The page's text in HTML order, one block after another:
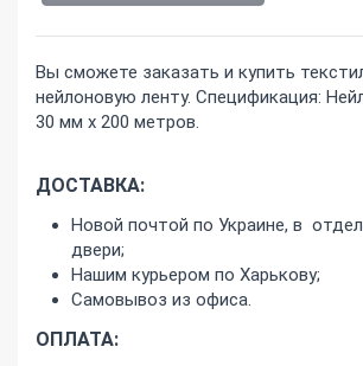
Вы сможете заказать и купить
нейлоновую ленту. Спецификация:
30 мм х 200 метров.
ДОСТАВКА:
Новой почтой по Украине, в
двери;
Нашим курьером по Харькову;
Самовывоз из офиса.
ОПЛАТА: